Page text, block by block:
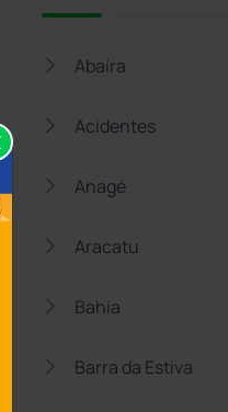
Abaíra
Acidentes
Anagé
Aracatu
Bahia
Barra da Estiva